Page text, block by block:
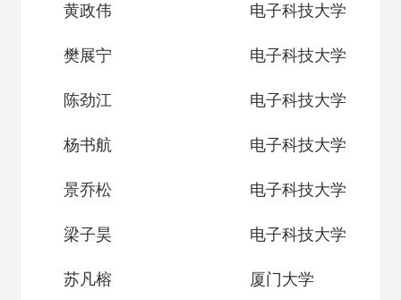
黄政伟 电子科技大学
樊展宁 电子科技大学
陈劲江 电子科技大学
杨书航 电子科技大学
景乔松 电子科技大学
梁子昊 电子科技大学
苏凡榕 厦门大学